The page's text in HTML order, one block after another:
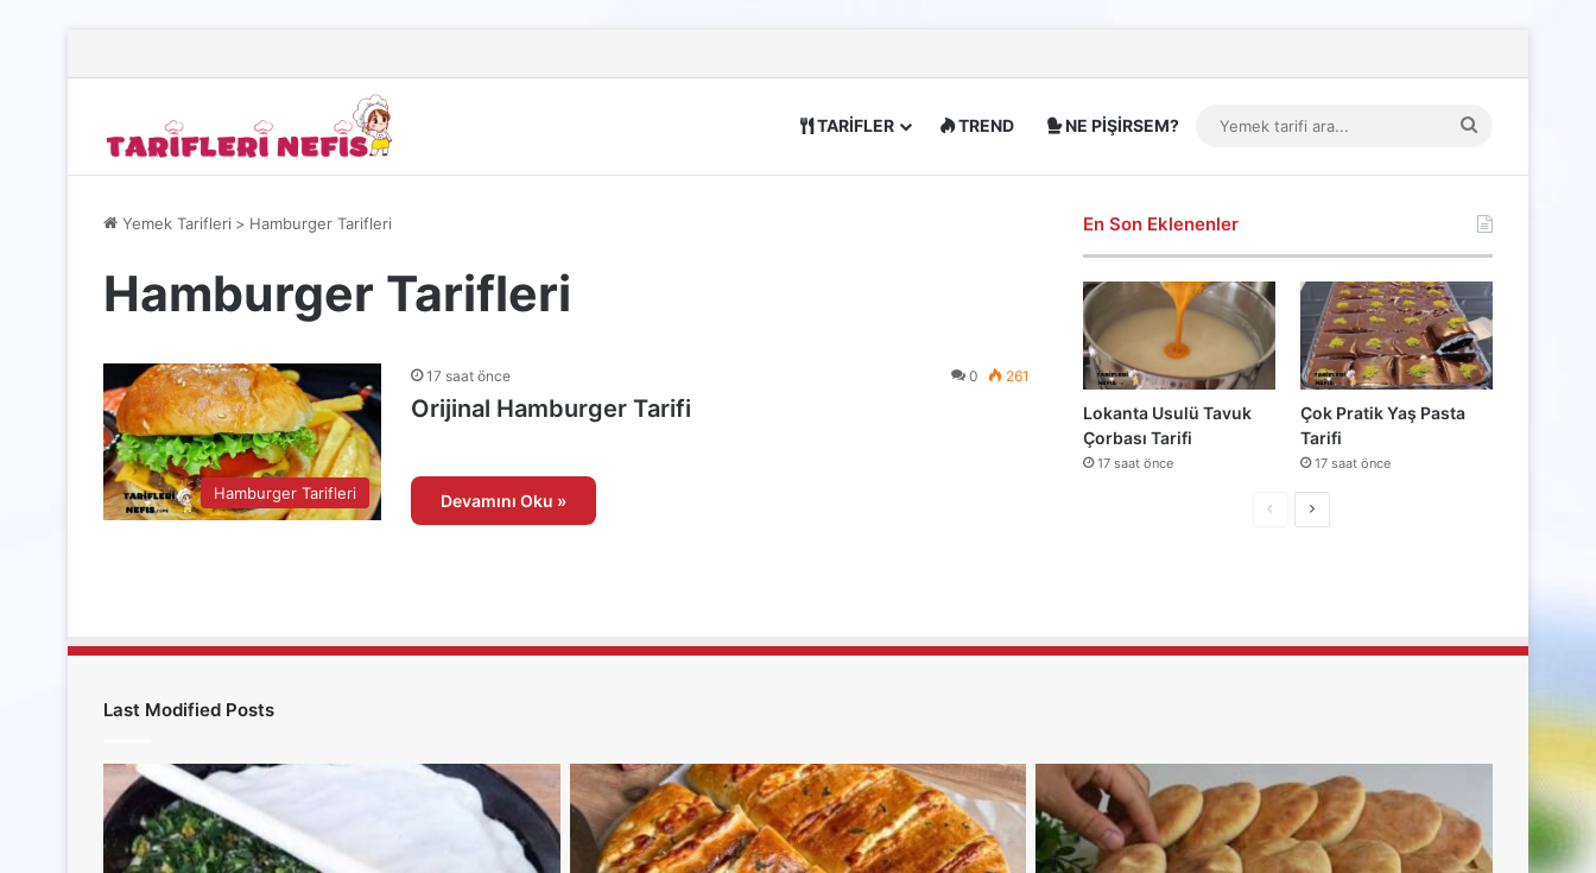
TARİFLER TREND NE PİŞİRSEM?
ara...
Yemek Tarifleri > Hamburger Tarifleri
Hamburger Tarifleri
Hamburger Tarifleri
17 saat önce 0 261
Orijinal Hamburger Tarifi
Devamını Oku »
En Son Eklenenler
Lokanta Usulü Tavuk
Çorbası Tarifi
17 saat önce
Çok Pratik Yaş Pasta
Tarifi
17 saat önce
ÖncekiSonraki
Last Modified Posts